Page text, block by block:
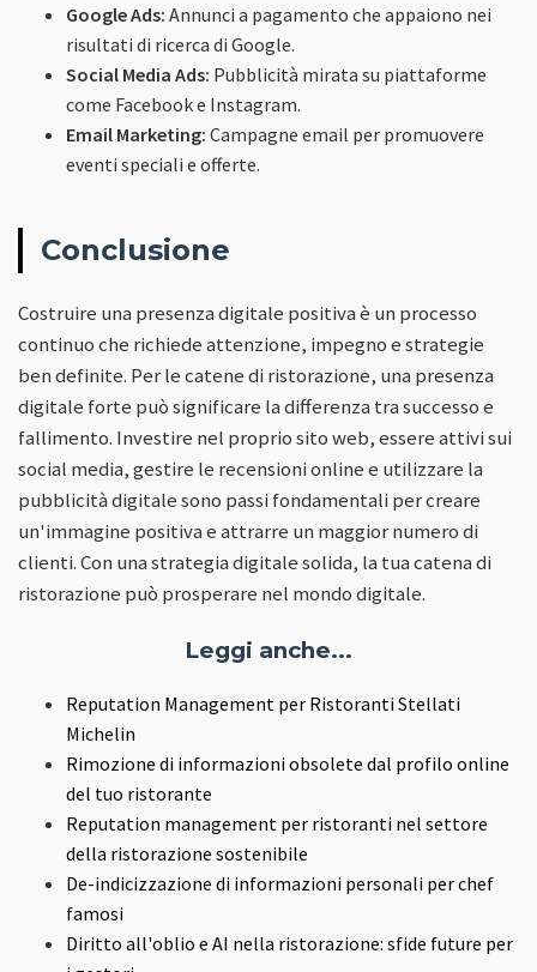
Google Ads: Annunci a pagamento che appaiono nei
risultati di ricerca di Google.
Social Media Ads: Pubblicità mirata su piattaforme
come Facebook e Instagram.
Email Marketing: Campagne email per promuovere
eventi speciali e offerte.
Conclusione
Costruire una presenza digitale positiva è un processo
continuo che richiede attenzione, impegno e strategie
ben definite. Per le catene di ristorazione, una presenza
digitale forte può significare la differenza tra successo e
fallimento. Investire nel proprio sito web, essere attivi sui
social media, gestire le recensioni online e utilizzare la
pubblicità digitale sono passi fondamentali per creare
un'immagine positiva e attrarre un maggior numero di
clienti. Con una strategia digitale solida, la tua catena di
ristorazione può prosperare nel mondo digitale.
Leggi anche...
Reputation Management per Ristoranti Stellati
Michelin
Rimozione di informazioni obsolete dal profilo online
del tuo ristorante
Reputation management per ristoranti nel settore
della ristorazione sostenibile
De-indicizzazione di informazioni personali per chef
famosi
Diritto all'oblio e AI nella ristorazione: sfide future per